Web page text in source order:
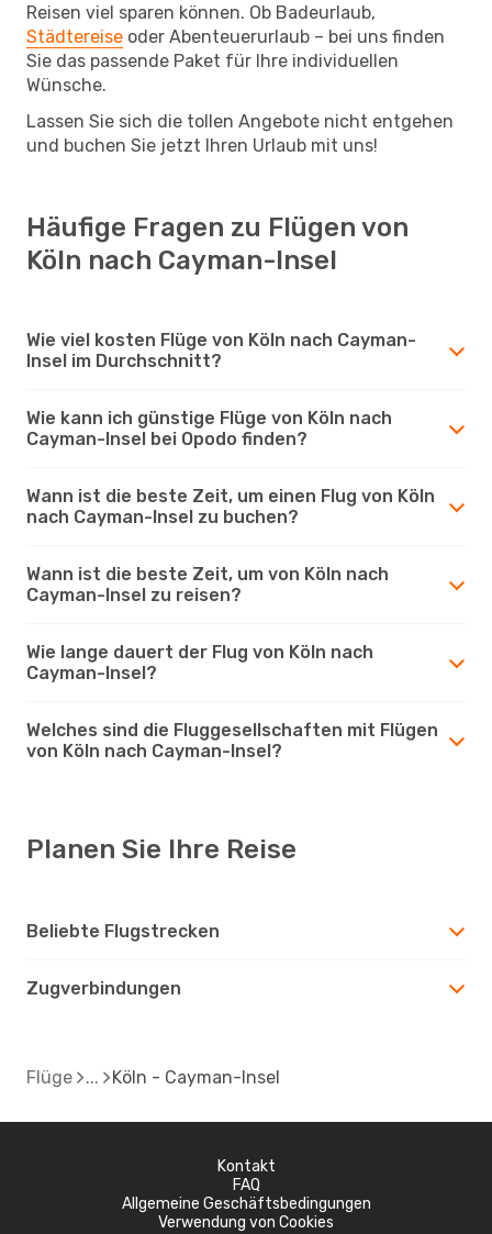
Reisen viel sparen können. Ob Badeurlaub,
Städtereise oder Abenteuerurlaub – bei uns finden
Sie das passende Paket für Ihre individuellen
Wünsche.
Lassen Sie sich die tollen Angebote nicht entgehen
und buchen Sie jetzt Ihren Urlaub mit uns!
Häufige Fragen zu Flügen von
Köln nach Cayman-Insel
Wie viel kosten Flüge von Köln nach Cayman-
Insel im Durchschnitt?
Wie kann ich günstige Flüge von Köln nach
Cayman-Insel bei Opodo finden?
Wann ist die beste Zeit, um einen Flug von Köln
nach Cayman-Insel zu buchen?
Wann ist die beste Zeit, um von Köln nach
Cayman-Insel zu reisen?
Wie lange dauert der Flug von Köln nach
Cayman-Insel?
Welches sind die Fluggesellschaften mit Flügen
von Köln nach Cayman-Insel?
Planen Sie Ihre Reise
Beliebte Flugstrecken
Zugverbindungen
Flüge Köln - Cayman-Insel
Kontakt
FAQ
Allgemeine Geschäftsbedingungen
Verwendung von Cookies